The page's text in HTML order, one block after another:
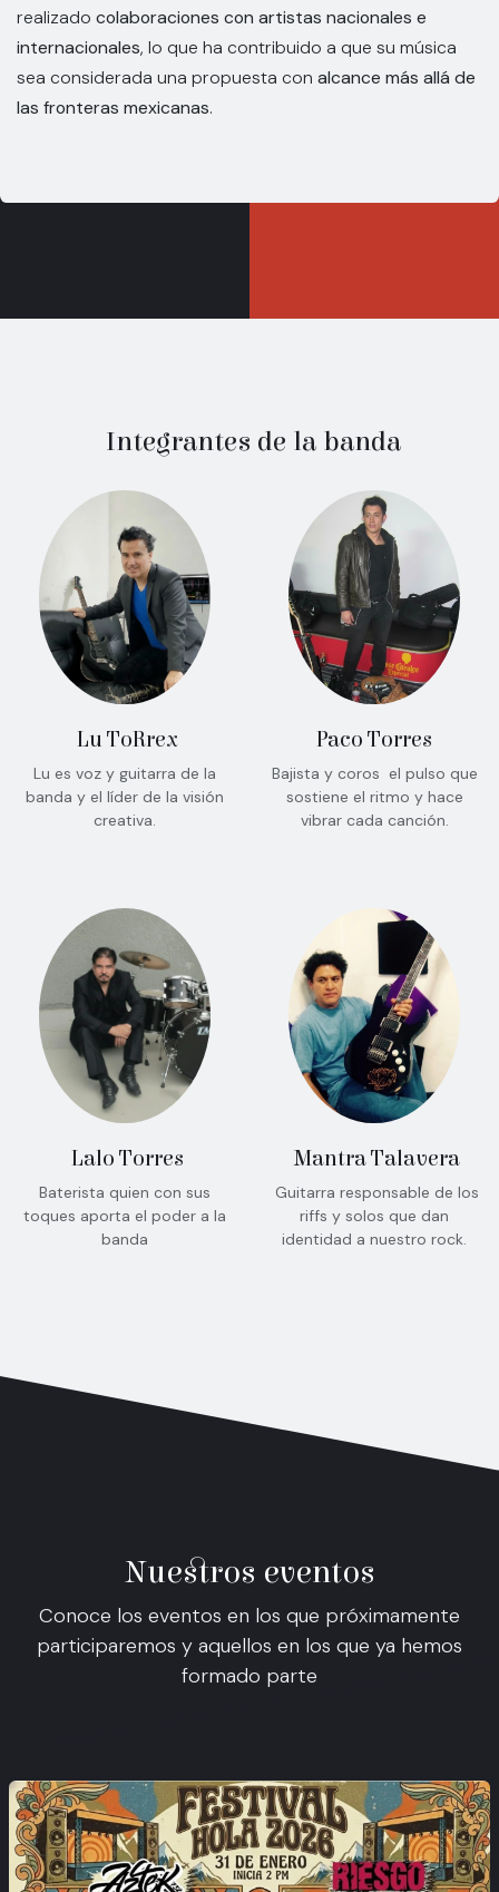
realizado colaboraciones con artistas nacionales e
internacionales, lo que ha contribuido a que su música
sea considerada una propuesta con alcance más allá de
las fronteras mexicanas.
Integrantes de la banda
Lu ToRrex
Lu es voz y guitarra de la
banda y el líder de la visión
creativa.
Paco Torres
Bajista y coros el pulso que
sostiene el ritmo y hace
vibrar cada canción.
Lalo Torres
Baterista quien con sus
toques aporta el poder a la
banda
Mantra Talavera
Guitarra responsable de los
riffs y solos que dan
identidad a nuestro rock.
Nuestros eventos
Conoce los eventos en los que próximamente
participaremos y aquellos en los que ya hemos
formado parte